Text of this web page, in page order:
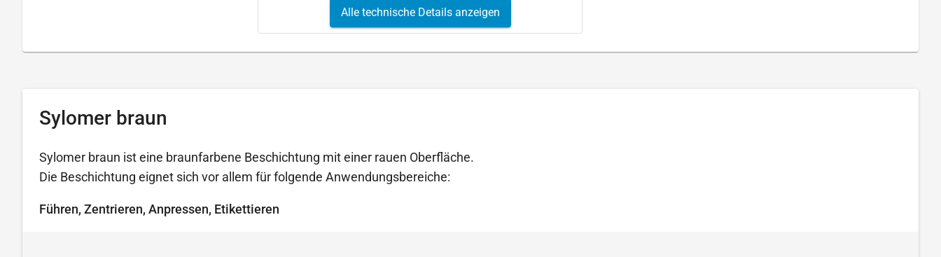
Alle technische Details anzeigen
Sylomer braun
Sylomer braun ist eine braunfarbene Beschichtung mit einer rauen Oberfläche.
Die Beschichtung eignet sich vor allem für folgende Anwendungsbereiche:
Führen, Zentrieren, Anpressen, Etikettieren